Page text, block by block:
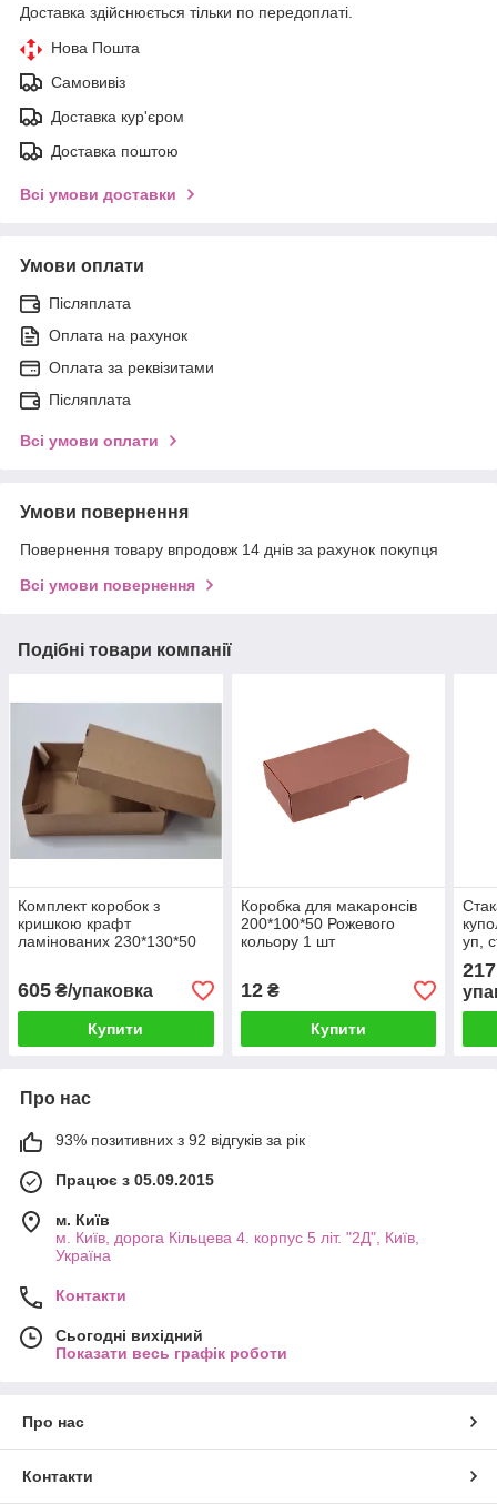
Доставка здійснюється тільки по передоплаті.
Нова Пошта
Самовивіз
Доставка кур'єром
Доставка поштою
Всі умови доставки
Умови оплати
Післяплата
Оплата на рахунок
Оплата за реквізитами
Післяплата
Всі умови оплати
Умови повернення
Повернення товару впродовж 14 днів за рахунок покупця
Всі умови повернення
Подібні товари компанії
Комплект коробок з
кришкою крафт
ламінованих 230*130*50
605 ₴/упаковка
Купити
Коробка для макаронсів
200*100*50 Рожевого
кольору 1 шт
12₴
Купити
уп,
Про нас
93% позитивних з 92 відгуків за рік
Працює з 05.09.2015
м. Київ
м. Київ, дорога Кільцева 4. корпус 5 літ. "2Д", Київ,
Україна
Контакти
Сьогодні вихідний
Показати весь графік роботи
Про нас
Контакти